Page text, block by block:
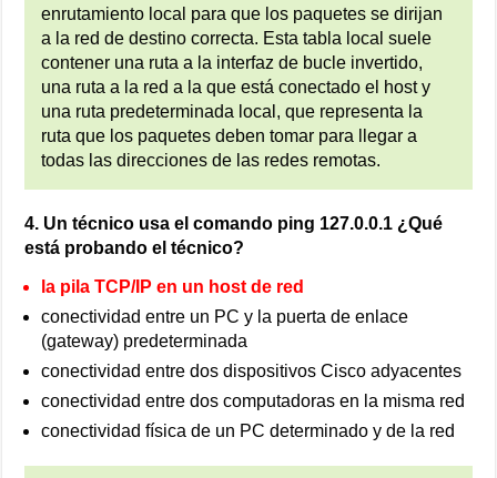
enrutamiento local para que los paquetes se dirijan
a la red de destino correcta. Esta tabla local suele
contener una ruta a la interfaz de bucle invertido,
una ruta a la red a la que está conectado el host y
una ruta predeterminada local, que representa la
ruta que los paquetes deben tomar para llegar a
todas las direcciones de las redes remotas.
4. Un técnico usa el comando ping 127.0.0.1 ¿Qué
está probando el técnico?
la pila TCP/IP en un host de red
conectividad entre un PC y la puerta de enlace
(gateway) predeterminada
conectividad entre dos dispositivos Cisco adyacentes
conectividad entre dos computadoras en la misma red
conectividad física de un PC determinado y de la red